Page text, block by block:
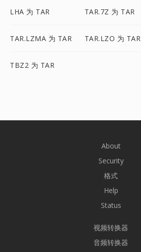
LHA 为 TAR TAR.7Z 为 TAR
TAR.LZMA 为 TAR TAR.LZO 为 TAR
TBZ2 为 TAR
About
Security
格式
Help
Status
视频转换器
音频转换器